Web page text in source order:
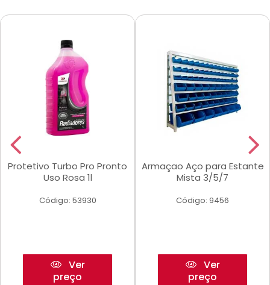
Protetivo Turbo Pro Pronto
Uso Rosa 1l
Código: 53930
Ver
preço
Armaçao Aço para Estante
Mista 3/5/7
Código: 9456
Ver
preço